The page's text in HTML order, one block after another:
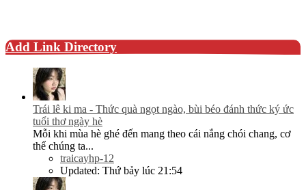
Add Link Directory
Trái lê ki ma - Thức quà ngọt ngào, bùi béo đánh thức ký ức
tuổi thơ ngày hè
Mỗi khi mùa hè ghé đến mang theo cái nắng chói chang, cơ
thể chúng ta...
traicayhp-12
Updated: Thứ bảy lúc 21:54